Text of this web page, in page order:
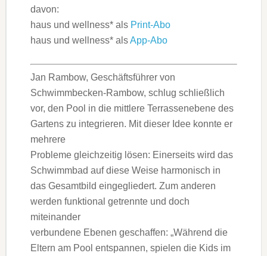
davon:
haus und wellness* als Print-Abo
haus und wellness* alsApp-Abo
Jan Rambow, Geschäftsführer von
Schwimmbecken-Rambow, schlug schließlich
vor, den Pool in die mittlere Terrassenebene des
Gartens zu integrieren. Mit dieser Idee konnte er
mehrere
Probleme gleichzeitig lösen: Einerseits wird das
Schwimmbad auf diese Weise harmonisch in
das Gesamtbild eingegliedert. Zum anderen
werden funktional getrennte und doch
miteinander
verbundene Ebenen geschaffen: „Während die
Eltern am Pool entspannen, spielen die Kids im